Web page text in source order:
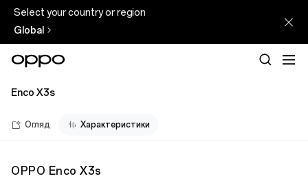
Select your country or region
Global
Enco X3s
Огляд Характеристики
OPPO Enco X3s